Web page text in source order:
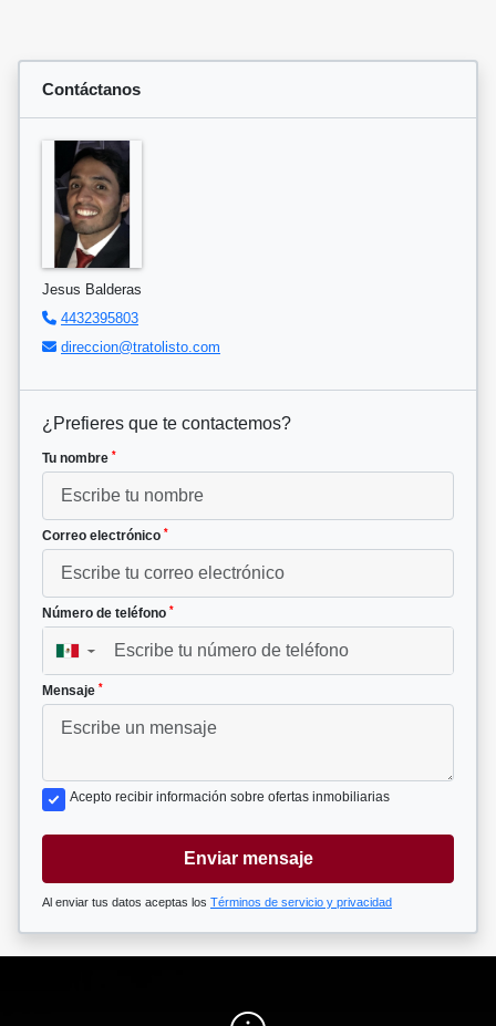
Contáctanos
Jesus Balderas
4432395803
direccion@tratolisto.com
¿Prefieres que te contactemos?
Tu nombre *
Correo electrónico *
Número de teléfono *
▼
Mensaje *
Acepto recibir información sobre ofertas inmobiliarias
Enviar mensaje
Al enviar tus datos aceptas los Términos de servicio y privacidad